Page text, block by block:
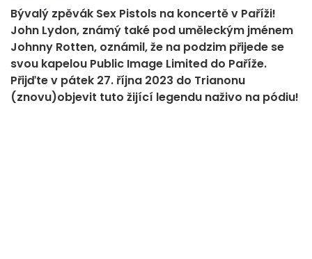
Bývalý zpěvák Sex Pistols na koncertě v Paříži!
John Lydon, známý také pod uměleckým jménem
Johnny Rotten, oznámil, že na podzim přijede se
svou kapelou Public Image Limited do Paříže.
Přijďte v pátek 27. října 2023 do Trianonu
(znovu)objevit tuto žijící legendu naživo na pódiu!